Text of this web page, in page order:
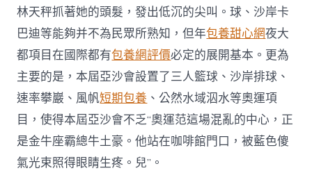
林天秤抓著她的頭髮，發出低沉的尖叫。球、沙岸卡
巴迪等能夠并不為民眾所熟知，但年包養甜心網夜大
都項目在國際都有包養網評價必定的展開基本。更為
主要的是，本屆亞沙會設置了三人籃球、沙岸排球、
速率攀巖、風帆短期包養 、公然水域泅水等奧運項
目，使得本屆亞沙會不乏“奧運范這場混亂的中心，正
是金牛座霸總牛土豪。他站在咖啡館門口，被藍色傻
氣光束照得眼睛生疼。兒”。